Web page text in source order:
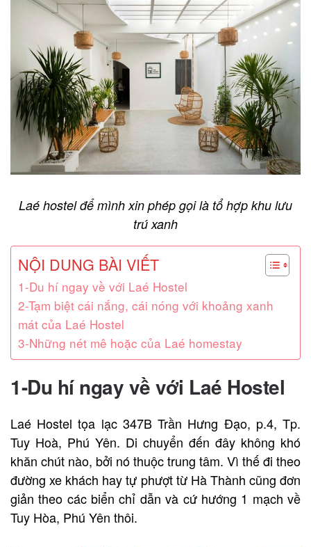
Laé hostel để mình xin phép gọi là tổ hợp khu lưu
trú xanh
NỘI DUNG BÀI VIẾT
1-Du hí ngay về với Laé Hostel
2-Tạm biệt cái nắng, cái nóng với khoảng xanh
mát của Laé Hostel
3-Những nét mê hoặc của Laé homestay
1-Du hí ngay về với Laé Hostel
Laé Hostel tọa lạc 347B Trần Hưng Đạo, p.4, Tp.
Tuy Hoà, Phú Yên. Di chuyển đến đây không khó
khăn chút nào, bởi nó thuộc trung tâm. Vì thế đi theo
đường xe khách hay tự phượt từ Hà Thành cũng đơn
giản theo các biển chỉ dẫn và cứ hướng 1 mạch về
Tuy Hòa, Phú Yên thôi.